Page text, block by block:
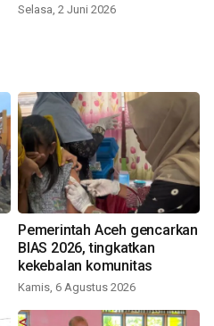
Selasa, 2 Juni 2026
Pemerintah Aceh gencarkan
BIAS 2026, tingkatkan
kekebalan komunitas
Kamis, 6 Agustus 2026